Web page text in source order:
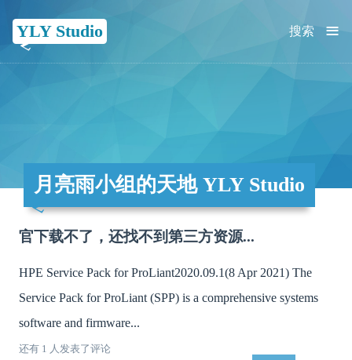
YLY Studio ≡
搜索
月亮雨小组的天地 YLY Studio
官下载不了，还找不到第三方资源...
HPE Service Pack for ProLiant2020.09.1(8 Apr 2021) The
Service Pack for ProLiant (SPP) is a comprehensive systems
software and firmware...
还有 1 人发表了评论